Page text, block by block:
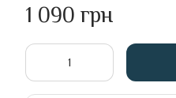
1 090 грн